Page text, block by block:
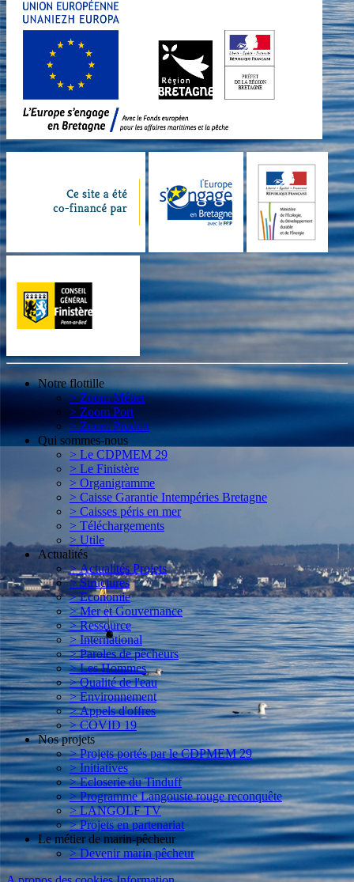
Notre flottille
> Zoom Métier
> Zoom Port
> Zoom Produit
Qui sommes-nous
> Le CDPMEM 29
> Le Finistère
> Organigramme
> Caisse Garantie Intempéries Bretagne
> Caisses péris en mer
> Téléchargements
> Utile
Actualités
> Actualités Projets
> Structures
> Economie
> Mer et Gouvernance
> Ressource
> International
> Paroles de pêcheurs
> Les Hommes
> Qualité de l'eau
> Environnement
> Appels d'offres
> COVID 19
Nos projets
> Projets portés par le CDPMEM 29
> Initiatives
> Ecloserie du Tinduff
> Programme Langouste rouge reconquête
> LANGOLF TV
> Projets en partenariat
Le métier de marin-pêcheur
> Devenir marin pêcheur